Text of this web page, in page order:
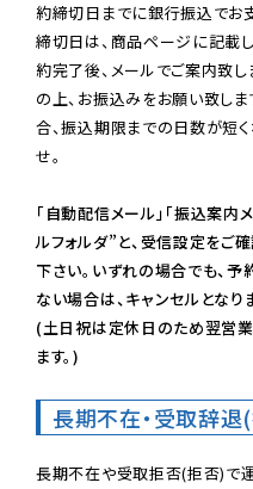
約締切日までに銀行振込でお
締切日は、商品ページに記載
約完了後、メールでご案内致
の上、お振込みをお願い致し
合、振込期限までの日数が短
せ。
「自動配信メール」「振込案内
ルフォルダ”と、受信設定をご
下さい。いずれの場合でも、
ない場合は、キャンセルとなり
(土日祝は定休日のため翌営
ます。)
長期不在・受取辞退
長期不在や受取拒否(拒否)で